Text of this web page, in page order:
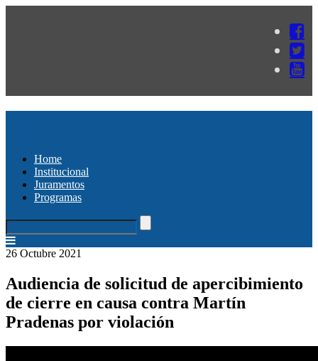
Home
Institucional
Juramentos
Programas
26 Octubre 2021
Audiencia de solicitud de apercibimiento
de cierre en causa contra Martín
Pradenas por violación